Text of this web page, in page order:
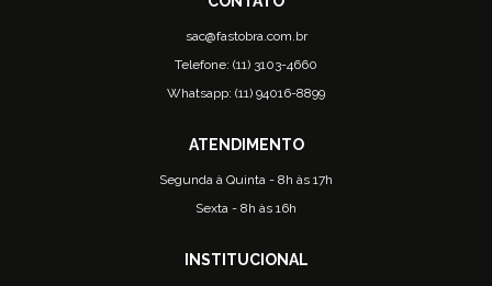
sac@fastobra.com.br
Telefone: (11) 3103-4660
Whatsapp: (11) 94016-8899
Segunda à Quinta - 8h às 17h
Sexta - 8h às 16h